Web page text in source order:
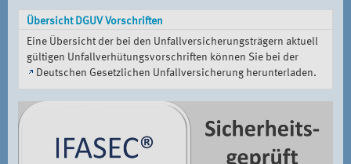
Übersicht DGUV Vorschriften
Eine Übersicht der bei den Unfallversicherungsträgern aktuell
gültigen Unfallverhütungsvorschriften können Sie bei der
Deutschen Gesetzlichen Unfallversicherung herunterladen.